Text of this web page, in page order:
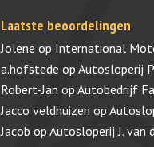
Laatste beoordelingen
Jolene op International
a.hofstede op Autosloperij
Robert-Jan op Autobedrijf
Jacco veldhuizen op
Jacob op Autosloperij J. van